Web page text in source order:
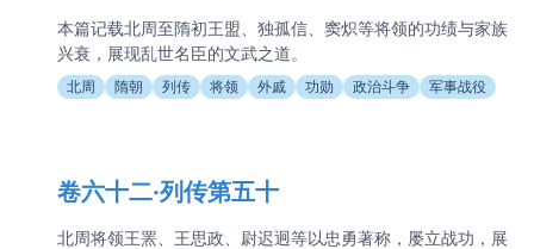
本篇记载北周至隋初王盟、独孤信、窦炽等将领的功绩与家族
兴衰，展现乱世名臣的文武之道。
北周 隋朝 列传 将领 外戚 功勋 政治斗争 军事战役
卷六十二·列传第五十
北周将领王罴、王思政、尉迟迥等以忠勇著称，屡立战功，展